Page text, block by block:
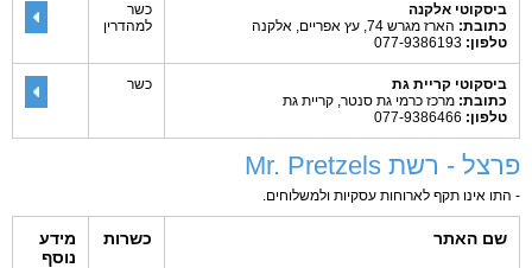
ביסקוטי אלקנה
כתובת: הארז מגרש 74, עץ אפריים, אלקנה
טלפון:
כשר
למהדרין
ביסקוטי קריית גת
כתובת: מרכז כרמי גת סנטר, קריית גת
טלפון:
כשר
פרצל - רשת Mr. Pretzels
- התו אינו תקף לארוחות עסקיות ולמשלוחים.
שם האתר כשרות
מידע
נוסף